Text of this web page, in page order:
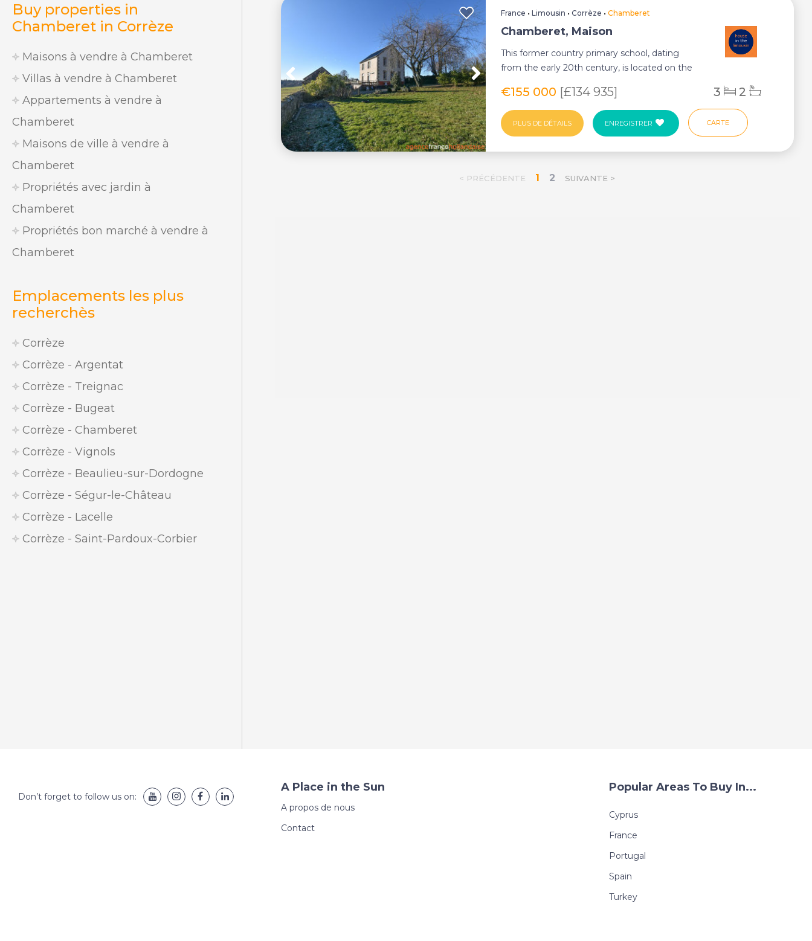
Buy properties in
Chamberet in Corrèze
Maisons à vendre à Chamberet
Villas à vendre à Chamberet
Appartements à vendre à
Chamberet
Maisons de ville à vendre à
Chamberet
Propriétés avec jardin à
Chamberet
Propriétés bon marché à vendre à
Chamberet
Emplacements les plus
recherchès
Corrèze
Corrèze - Argentat
Corrèze - Treignac
Corrèze - Bugeat
Corrèze - Chamberet
Corrèze - Vignols
Corrèze - Beaulieu-sur-Dordogne
Corrèze - Ségur-le-Château
Corrèze - Lacelle
Corrèze - Saint-Pardoux-Corbier
France •Limousin •Corrèze •Chamberet
Chamberet, Maison
This former country primary school, dating
from the early 20th century, is located on the
€155 000 [£134 935] 3 2
PLUS DE DÉTAILS ENREGISTRER CARTE
< PRÉCÉDENTE 1 2 SUIVANTE >
Don’t forget to follow us on:
A Place in the Sun
A propos de nous
Contact
Popular Areas To Buy In...
Cyprus
France
Portugal
Spain
Turkey